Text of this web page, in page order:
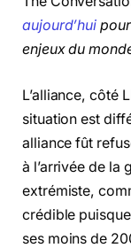
aujourd’hui
enjeux du
L’alliance, côté
situation est
alliance fût
à l’arrivée de la
extrémiste,
crédible
ses moins de